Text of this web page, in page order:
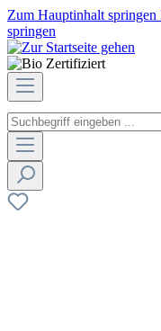
Zum Hauptinhalt springen
springen